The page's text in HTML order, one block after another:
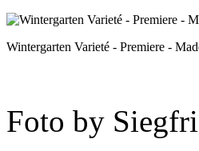
Wintergarten Varieté - Premiere -
Foto by